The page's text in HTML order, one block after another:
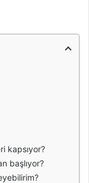
kapsıyor?
başlıyor?